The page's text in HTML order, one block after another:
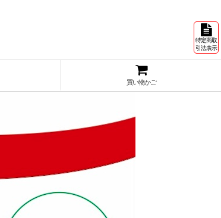
特定商取
引法表示
買い物かご